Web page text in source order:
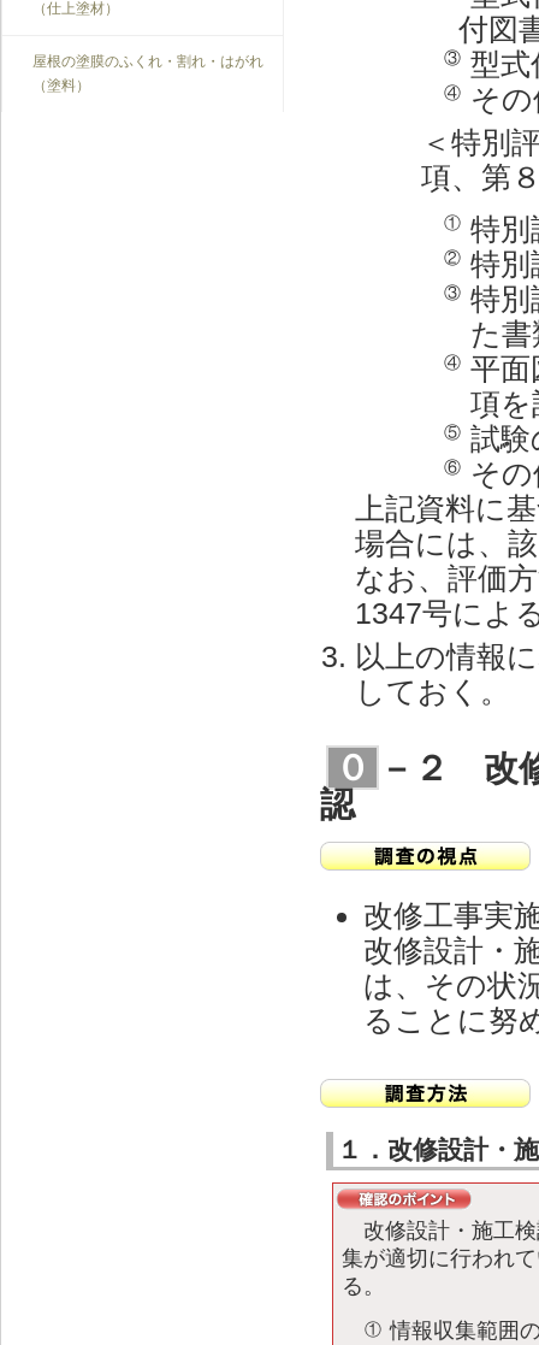
（仕上塗材）
屋根の塗膜のふくれ・割れ・はがれ
（塗料）
付図
③ 型式
④
そ
＜特別
項、第
① 特別
② 特別
③ 特別
た書
④ 平面
項を
⑤ 試験
⑥
そ
上記資料に
場合には、
なお、評価
1347号によ
以上の情報
しておく。
０
－２ 改
認
改修工事実
改修設計・
は、その状
ることに努
１．改修設計・
改修設計・施工検
集が適切に行われ
る。
① 情報収集範囲